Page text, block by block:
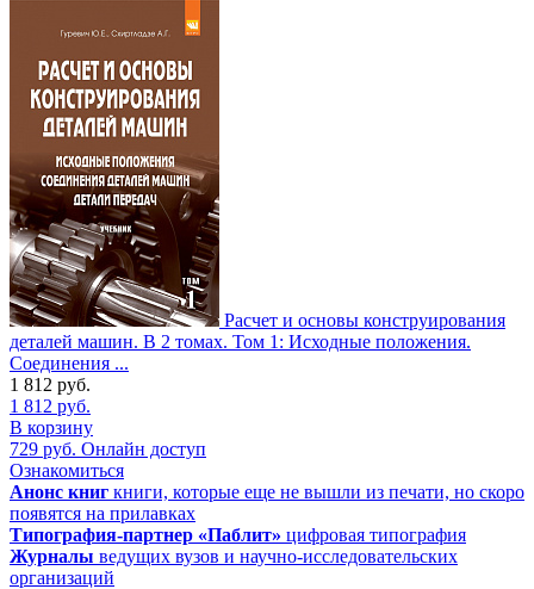
Расчет и основы конструирования
деталей машин. В 2 томах. Том 1: Исходные положения.
Соединения ...
1 812 руб.
1 812 руб.
В корзину
729 руб. Онлайн доступ
Ознакомиться
Анонс книг книги, которые еще не вышли из печати, но скоро
появятся на прилавках
Типография-партнер «Паблит» цифровая типография
Журналы ведущих вузов и научно-исследовательских
организаций